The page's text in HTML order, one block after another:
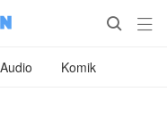
 
Audio Komik